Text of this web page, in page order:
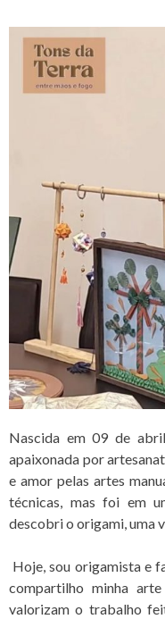
Nascida em 09 de
apaixonada por
e amor pelas artes
técnicas, mas foi em
descobri o origami, uma
Hoje, sou origamista e
compartilho minha
valorizam o trabalho